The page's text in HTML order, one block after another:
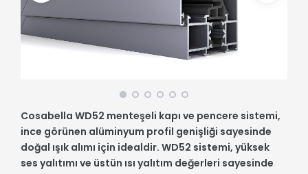
Cosabella WD52 menteşeli kapı ve pencere sistemi,
ince görünen alüminyum profil genişliği sayesinde
doğal ışık alımı için idealdir. WD52 sistemi, yüksek
ses yalıtımı ve üstün ısı yalıtım değerleri sayesinde